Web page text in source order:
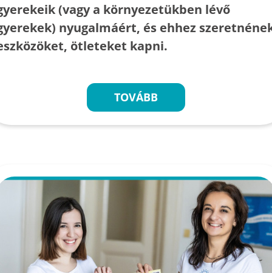
(vagy a környezetükben lévő
nyugalmáért, és ehhez
ötleteket kapni.
TOVÁBB